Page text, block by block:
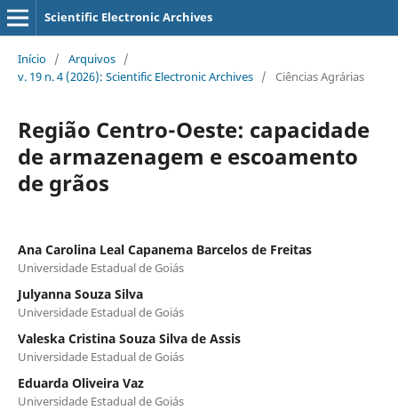
Scientific Electronic Archives
Início / Arquivos /
v. 19 n. 4 (2026): Scientific Electronic Archives / Ciências Agrárias
Região Centro-Oeste: capacidade
de armazenagem e escoamento
de grãos
Ana Carolina Leal Capanema Barcelos de Freitas
Universidade Estadual de Goiás
Julyanna Souza Silva
Universidade Estadual de Goiás
Valeska Cristina Souza Silva de Assis
Universidade Estadual de Goiás
Eduarda Oliveira Vaz
Universidade Estadual de Goiás